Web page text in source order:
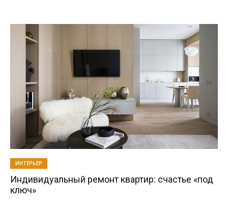
ИНТЕРЬЕР
Индивидуальный ремонт квартир: счастье «под
ключ»